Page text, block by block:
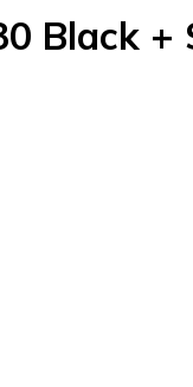
Black